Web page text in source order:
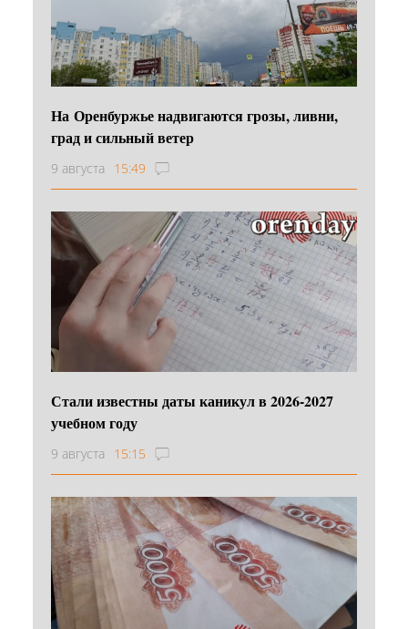
На Оренбуржье надвигаются грозы, ливни,
град и сильный ветер
9 августа 15:49
Стали известны даты каникул в 2026-2027
учебном году
9 августа 15:15